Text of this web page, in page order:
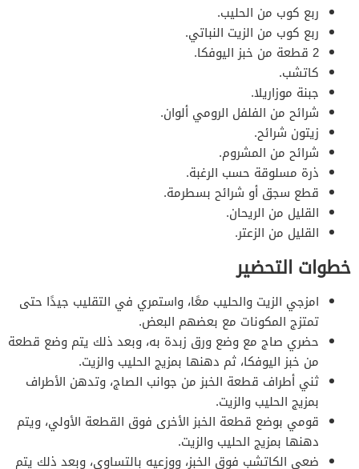
ربع كوب من الحليب.
ربع كوب من الزيت النباتي.
2 قطعة من خبز اليوفكا.
كاتشب.
جبنة موزاريلا.
شرائح من الفلفل الرومي ألوان.
زيتون شرائح.
شرائح من المشروم.
ذرة مسلوقة حسب الرغبة.
قطع سجق أو شرائح بسطرمة.
القليل من الريحان.
القليل من الزعتر.
خطوات التحضير
امزجي الزيت والحليب معًا، واستمري في التقليب جيدًا حتى
تمتزج المكونات مع بعضهم البعض.
حضري صاج مع وضع ورق زبدة به، وبعد ذلك يتم وضع قطعة
من خبز اليوفكا، ثم دهنها بمزيج الحليب والزيت.
ثني أطراف قطعة الخبز من جوانب الصاج، وتدهن الأطراف
بمزيج الحليب والزيت.
قومي بوضع قطعة الخبز الأخرى فوق القطعة الأولي، ويتم
دهنها بمزيج الحليب والزيت.
ضعي الكاتشب فوق الخبز، ووزعيه بالتساوي، وبعد ذلك يتم